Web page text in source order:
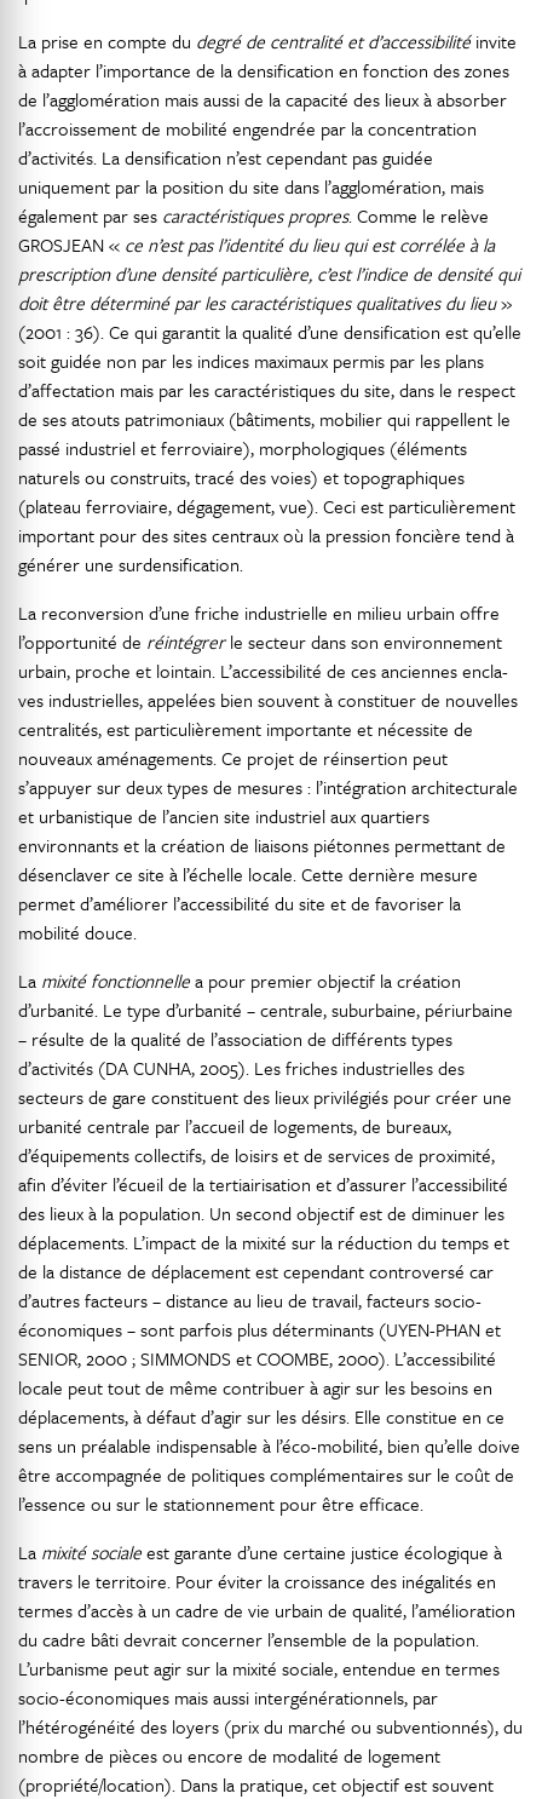
La prise en compte du degré de centralité et d’accessibilitéinvite
à adapter l’importance de la densification en fonction des zones
de l’agglomération mais aussi de la capacité des lieux à absorber
l’accroissement de mobilité engendrée par la concentration
d’activités. La densification n’est cependant pas guidée
uniquement par la position du site dans l’agglomération, mais
également par ses caractéristiques propres. Comme le relève
GROSJEAN « ce n’est pas l’identité du lieu qui est corrélée à la
prescription d’une densité particulière, c’est l’indice de densité qui
doit être déterminé par les caractéristiques qualitatives du lieu»
(2001 : 36). Ce qui garantit la qualité d’une densification est qu’elle
soit guidée non par les indices maximaux permis par les plans
d’affectation mais par les caractéristiques du site, dans le respect
de ses atouts patrimoniaux (bâtiments, mobilier qui rappellent le
passé industriel et ferroviaire), morphologiques (éléments
naturels ou construits, tracé des voies) et topographiques
(plateau ferroviaire, dégagement, vue). Ceci est particulièrement
important pour des sites centraux où la pression foncière tend à
générer une surdensification.
La reconversion d’une friche industrielle en milieu urbain offre
l’opportunité de réintégrerle secteur dans son environnement
urbain, proche et lointain. L’accessibilité de ces anciennes encla-
ves industrielles, appelées bien souvent à constituer de nouvelles
centralités, est particulièrement importante et nécessite de
nouveaux aménagements. Ce projet de réinsertion peut
s’appuyer sur deux types de mesures : l’intégration architecturale
et urbanistique de l’ancien site industriel aux quartiers
environnants et la création de liaisons piétonnes permettant de
désenclaver ce site à l’échelle locale. Cette dernière mesure
permet d’améliorer l’accessibilité du site et de favoriser la
mobilité douce.
La mixité fonctionnellea pour premier objectif la création
d’urbanité. Le type d’urbanité – centrale, suburbaine, périurbaine
– résulte de la qualité de l’association de différents types
d’activités (DA CUNHA, 2005). Les friches industrielles des
secteurs de gare constituent des lieux privilégiés pour créer une
urbanité centrale par l’accueil de logements, de bureaux,
d’équipements collectifs, de loisirs et de services de proximité,
afin d’éviter l’écueil de la tertiairisation et d’assurer l’accessibilité
des lieux à la population. Un second objectif est de diminuer les
déplacements. L’impact de la mixité sur la réduction du temps et
de la distance de déplacement est cependant controversé car
d’autres facteurs – distance au lieu de travail, facteurs socio-
économiques – sont parfois plus déterminants (UYEN-PHAN et
SENIOR, 2000 ; SIMMONDS et COOMBE, 2000). L’accessibilité
locale peut tout de même contribuer à agir sur les besoins en
déplacements, à défaut d’agir sur les désirs. Elle constitue en ce
sens un préalable indispensable à l’éco-mobilité, bien qu’elle doive
être accompagnée de politiques complémentaires sur le coût de
l’essence ou sur le stationnement pour être efficace.
La mixité socialeest garante d’une certaine justice écologique à
travers le territoire. Pour éviter la croissance des inégalités en
termes d’accès à un cadre de vie urbain de qualité, l’amélioration
du cadre bâti devrait concerner l’ensemble de la population.
L’urbanisme peut agir sur la mixité sociale, entendue en termes
socio-économiques mais aussi intergénérationnels, par
l’hétérogénéité des loyers (prix du marché ou subventionnés), du
nombre de pièces ou encore de modalité de logement
(propriété/location). Dans la pratique, cet objectif est souvent